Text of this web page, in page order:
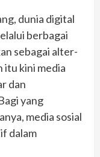
dunia digital
berbagai
sebagai alter-
itu kini media
dan
yang
media sosial
dalam